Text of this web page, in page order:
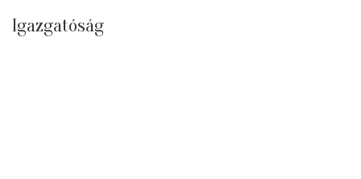
Igazgatóság